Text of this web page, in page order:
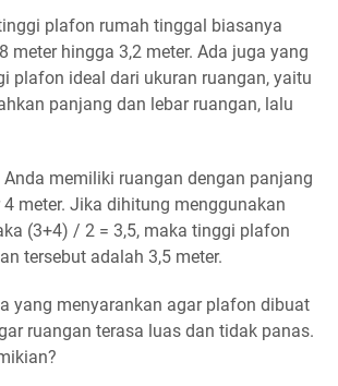
plafon rumah tinggal biasanya
meter hingga 3,2 meter. Ada juga yang
plafon ideal dari ukuran ruangan, yaitu
panjang dan lebar ruangan, lalu
memiliki ruangan dengan panjang
meter. Jika dihitung menggunakan
(3+4) / 2 = 3,5, maka tinggi plafon
tersebut adalah 3,5 meter.
yang menyarankan agar plafon dibuat
ruangan terasa luas dan tidak panas.